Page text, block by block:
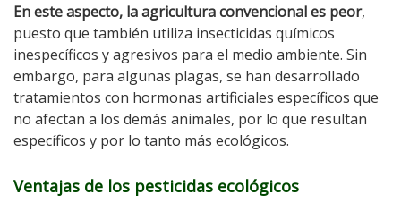
En este aspecto, la agricultura convencional es peor,
puesto que también utiliza insecticidas químicos
inespecíficos y agresivos para el medio ambiente. Sin
embargo, para algunas plagas, se han desarrollado
tratamientos con hormonas artificiales específicos que
no afectan a los demás animales, por lo que resultan
específicos y por lo tanto más ecológicos.
Ventajas de los pesticidas ecológicos